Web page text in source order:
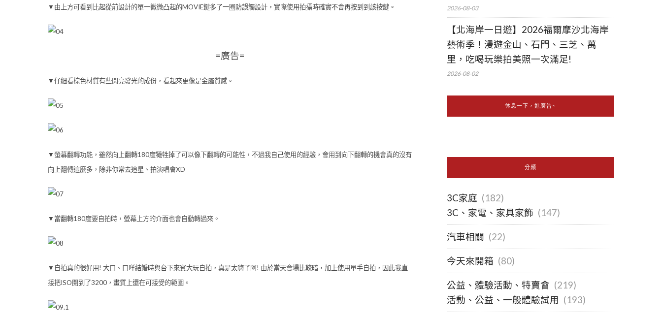
▼由上方可看到比起從前設計的單一微微凸起的MOVIE鍵多了一圈防誤觸設計，實際使用拍攝時確實不會再按到到該按鍵。
=廣告=
▼仔細看棕色材質有些閃亮發光的成份，看起來更像是金屬質感。
▼螢幕翻轉功能，雖然向上翻轉180度犧牲掉了可以像下翻轉的可能性，不過我自己使用的經驗，會用到向下翻轉的機會真的沒有
向上翻轉這麼多，除非你常去追星、拍演唱會XD
▼當翻轉180度要自拍時，螢幕上方的介面也會自動轉過來。
▼自拍真的很好用! 大口、口咩結婚時與台下來賓大玩自拍，真是太嗨了阿! 由於當天會場比較暗，加上使用單手自拍，因此我直
接把ISO開到了3200，畫質上還在可接受的範圍。
2026-08-03
【北海岸一日遊】2026福爾摩沙北海岸
藝術季！漫遊金山、石門、三芝、萬
里，吃喝玩樂拍美照一次滿足!
2026-08-02
休息一下，進廣告~
分類
3C家庭 (182)
3C、家電、家具家飾 (147)
汽車相關 (22)
今天來開箱 (80)
公益、體驗活動、特賣會 (219)
活動、公益、一般體驗試用 (193)